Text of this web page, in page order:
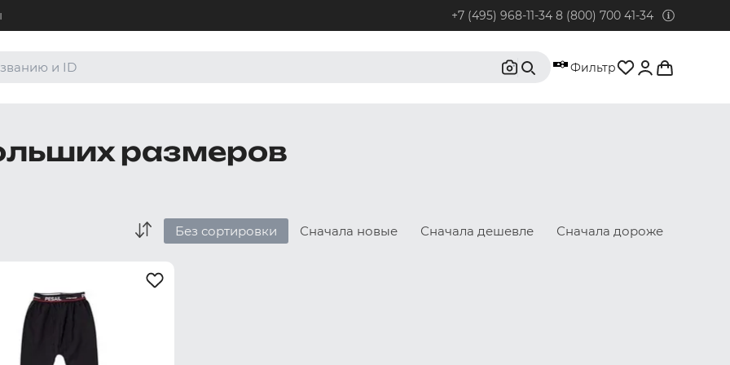
+7 (495) 968-11-34 8 (800) 700 41-34
По любым интересующим вопросам
Фильтр
размеров
Без сортировки Сначала новые Сначала дешевле Сначала дороже